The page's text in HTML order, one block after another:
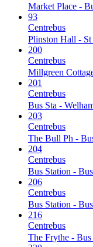
Market Place -
93
Centrebus
Plinston Hall -
200
Centrebus
Millgreen
201
Centrebus
Bus Sta -
203
Centrebus
The Bull Ph -
204
Centrebus
Bus Station -
206
Centrebus
Bus Station -
216
Centrebus
The Frythe - Bus